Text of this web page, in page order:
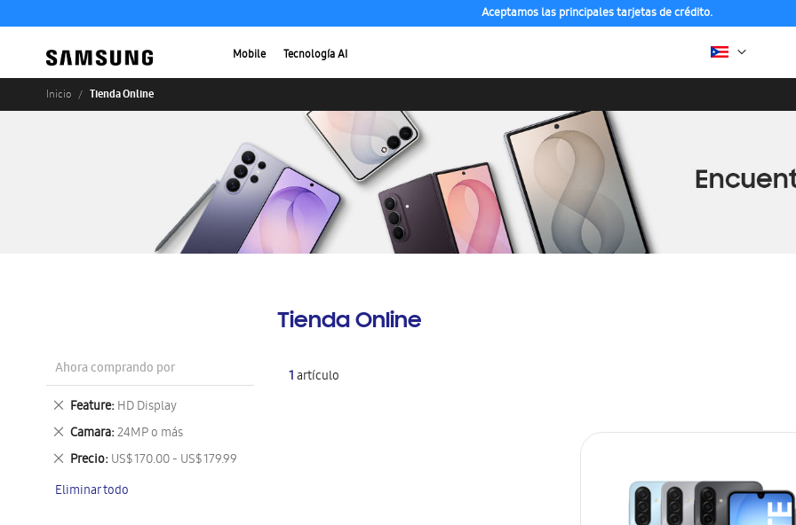
Aceptamos las principales tarjetas de crédito.
Mobile Tecnología AI
Inicio Tienda Online
Tienda Online
1artículo
Ahora comprando por
Feature HD Display
Eliminar
este
artículo
Camara 24MP o más
Eliminar
este
artículo
Precio US$ 170.00 - US$ 179.99
Eliminar
artículo
Eliminar todo